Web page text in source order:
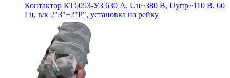
Контактор КТ6053-У3 630 А, Uн~380 В, Uупр~110 В, 60
Гц, в/к 2"З"+2"Р", установка на рейку